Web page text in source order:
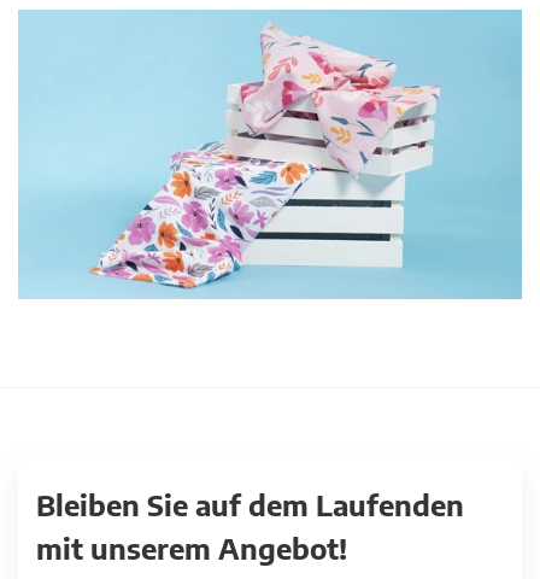
Bleiben Sie auf dem Laufenden
mit unserem Angebot!